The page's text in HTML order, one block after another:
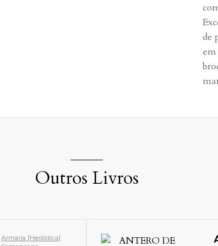
de
em
Outros Livros
Armaria [Heráldica]